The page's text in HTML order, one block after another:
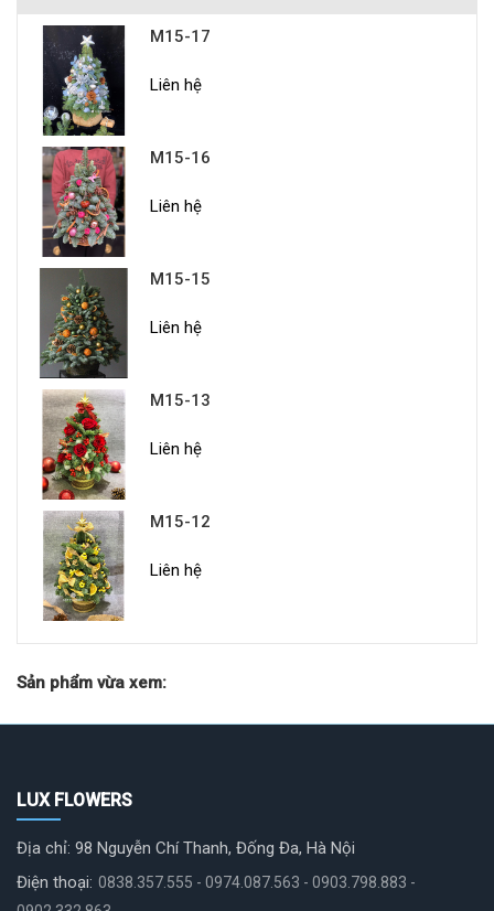
M15-17
Liên hệ
M15-16
Liên hệ
M15-15
Liên hệ
M15-13
Liên hệ
M15-12
Liên hệ
Sản phẩm vừa xem:
LUX FLOWERS
Địa chỉ: 98 Nguyễn Chí Thanh, Đống Đa, Hà Nội
Điện thoại: 0838.357.555 - 0974.087.563 - 0903.798.883 -